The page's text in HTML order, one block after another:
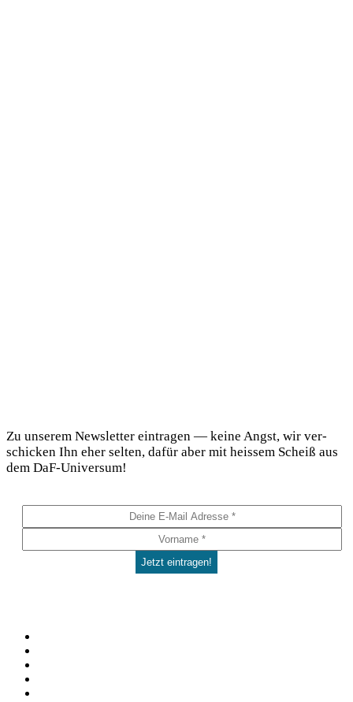
Zu unse­rem News­let­ter ein­tra­gen — kei­ne Angst, wir ver­
schi­cken Ihn eher sel­ten, dafür aber mit heis­sem Scheiß aus
dem DaF-Universum!